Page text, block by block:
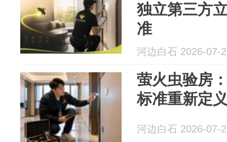
独立第三方
准
河边白石 2026-07-
萤火虫验房
标准重新定
河边白石 2026-07-